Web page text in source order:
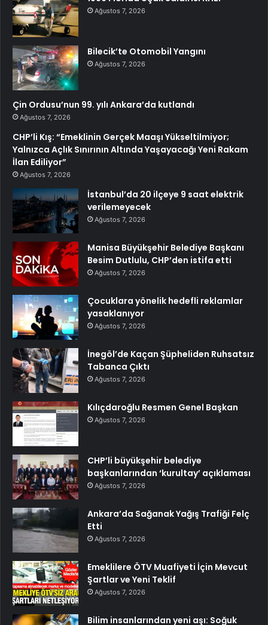
Ağustos 7, 2026
Bilecik’te Otomobil Yangını
Ağustos 7, 2026
Çin Ordusu’nun 99. yılı Ankara’da kutlandı
Ağustos 7, 2026
CHP’li Kış: “Emeklinin Gerçek Maaşı Yükseltilmiyor;
Yalnızca Açlık Sınırının Altında Yaşayacağı Yeni Rakam
İlan Ediliyor”
Ağustos 7, 2026
İstanbul’da 20 ilçeye 9 saat elektrik
verilemeyecek
Ağustos 7, 2026
Manisa Büyükşehir Belediye Başkanı
Besim Dutlulu, CHP’den istifa etti
Ağustos 7, 2026
Çocuklara yönelik hedefli reklamlar
yasaklanıyor
Ağustos 7, 2026
İnegöl’de Kaçan Şüpheliden Ruhsatsız
Tabanca Çıktı
Ağustos 7, 2026
Kılıçdaroğlu Resmen Genel Başkan
Ağustos 7, 2026
CHP’li büyükşehir belediye
başkanlarından ‘kurultay’ açıklaması
Ağustos 7, 2026
Ankara’da Sağanak Yağış Trafiği Felç
Etti
Ağustos 7, 2026
Emeklilere ÖTV Muafiyeti İçin Mevcut
Şartlar ve Yeni Teklif
Ağustos 7, 2026
Bilim insanlarından yeni aşı: Soğuk